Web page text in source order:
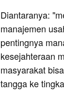
Diantaranya:
manajemen
pentingnya
kesejahteraan
masyarakat
tangga ke